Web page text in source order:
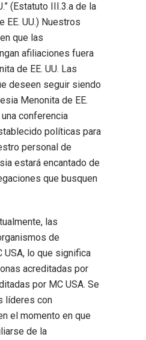
(Estatuto III.3.a de la
EE. UU.) Nuestros
que las
afiliaciones fuera
de EE. UU. Las
deseen seguir siendo
Menonita de EE.
conferencia
políticas para
personal de
estará encantado de
que busquen
las
de
USA, lo que significa
acreditadas por
por MC USA. Se
líderes con
el momento en que
de la